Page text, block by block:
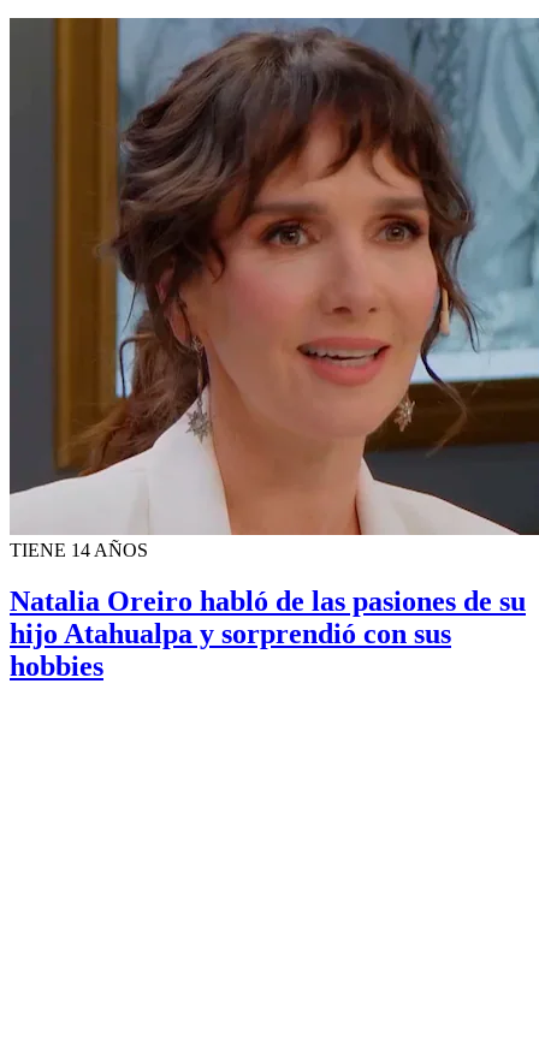
TIENE 14 AÑOS
Natalia Oreiro habló de las pasiones de su
hijo Atahualpa y sorprendió con sus
hobbies